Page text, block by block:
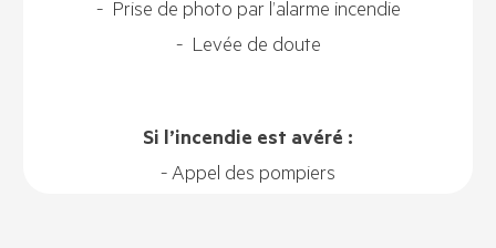
- Prise de photo par l’alarme incendie
- Levée de doute
Si l’incendie est avéré :
- Appel des pompiers